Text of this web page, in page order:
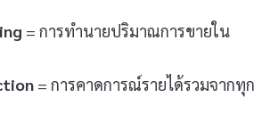
= การทำนายปริมาณการขายใน
= การคาดการณ์รายได้รวมจากทุก